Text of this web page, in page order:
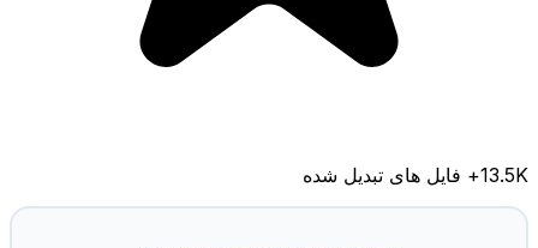
13.5K+ فایل های تبدیل شده